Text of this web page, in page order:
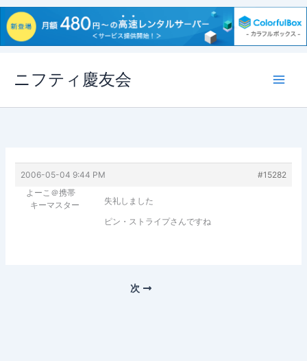
ス
ニフティ慶友会
2006-05-04 9:44 PM
#15282
よーこ＠携帯
キーマスター
失礼しました
ピン・ストライプさんですね
次